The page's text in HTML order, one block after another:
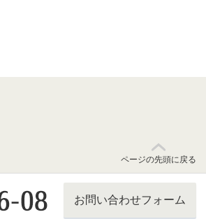
ページの先頭に戻る
お問い合わせフォーム